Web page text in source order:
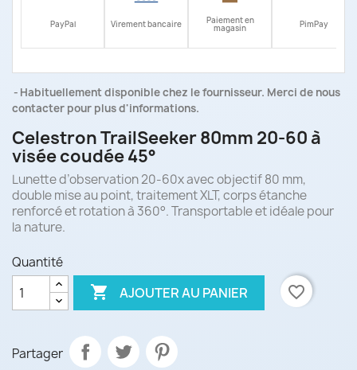
PayPal Virement bancaire Paiement en
magasin PimPay
Habituellement disponible chez le fournisseur. Merci de nous
contacter pour plus d'informations.
Celestron TrailSeeker 80mm 20-60 à
visée coudée 45°
Lunette d’observation 20-60x avec objectif 80 mm,
double mise au point, traitement XLT, corps étanche
renforcé et rotation à 360°. Transportable et idéale pour
la nature.
Quantité
 AJOUTER AU PANIER favorite_border
Partager